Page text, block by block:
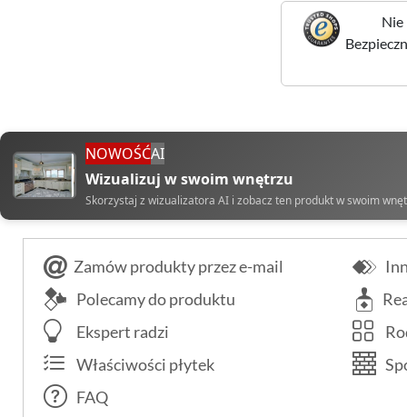
Nie
NOWOŚĆAI
Wizualizuj w swoim wnętrzu
Skorzystaj z wizualizatora AI i zobacz ten produkt w swoim
Zamów produkty przez e-mail
Polecamy do produktu
Ekspert radzi
Właściwości płytek
FAQ